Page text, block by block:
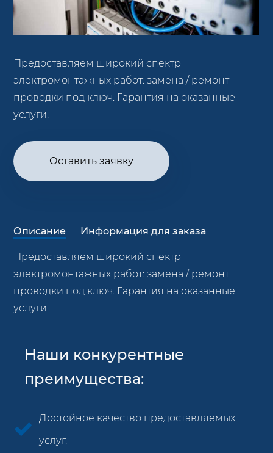
Предоставляем широкий спектр
электромонтажных работ: замена / ремонт
проводки под ключ. Гарантия на оказанные
услуги.
Оставить заявку
Описание Информация для заказа
Предоставляем широкий спектр
электромонтажных работ: замена / ремонт
проводки под ключ. Гарантия на оказанные
услуги.
Наши конкурентные
преимущества:
Достойное качество предоставляемых
услуг.